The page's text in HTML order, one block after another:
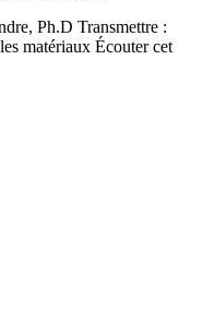
Ph.D Transmettre :
matériaux Écouter cet